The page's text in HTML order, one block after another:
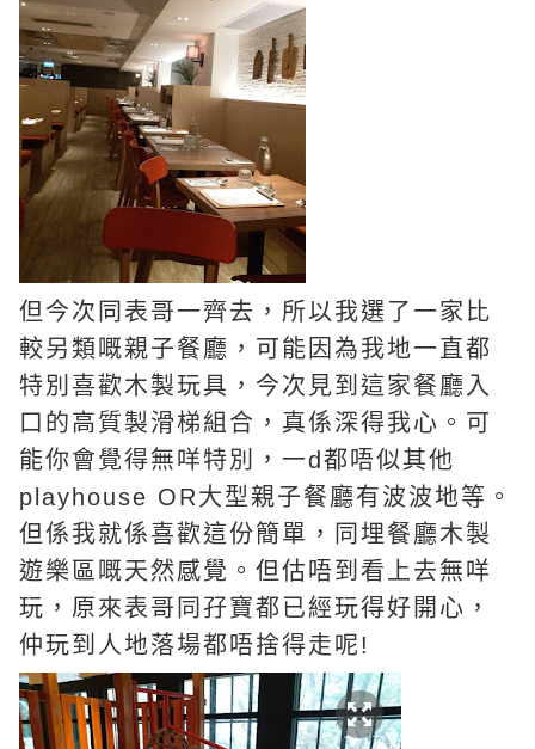
但今次同表哥一齊去，所以我選了一家比
較另類嘅親子餐廳，可能因為我地一直都
特別喜歡木製玩具，今次見到這家餐廳入
口的高質製滑梯組合，真係深得我心。可
能你會覺得無咩特別，一d都唔似其他
playhouse OR大型親子餐廳有波波地等。
但係我就係喜歡這份簡單，同埋餐廳木製
遊樂區嘅天然感覺。但估唔到看上去無咩
玩，原來表哥同孖寶都已經玩得好開心，
仲玩到人地落場都唔捨得走呢!